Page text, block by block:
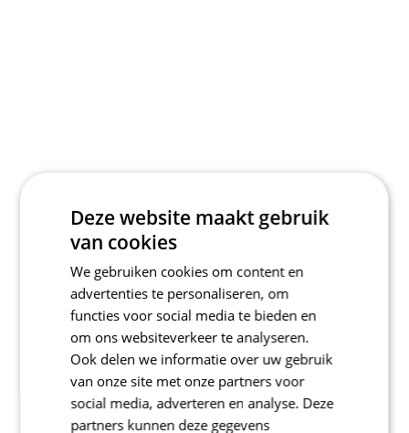
Deze website maakt gebruik
van cookies
We gebruiken cookies om content en
advertenties te personaliseren, om
functies voor social media te bieden en
om ons websiteverkeer te analyseren.
Ook delen we informatie over uw gebruik
van onze site met onze partners voor
social media, adverteren en analyse. Deze
partners kunnen deze gegevens